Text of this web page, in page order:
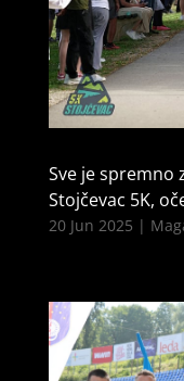
Sve je spremno
Stojčevac 5K,
20 Jun 2025 |